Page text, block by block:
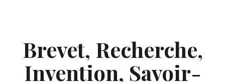
Brevet, Recherche,
Invention, Savoir-